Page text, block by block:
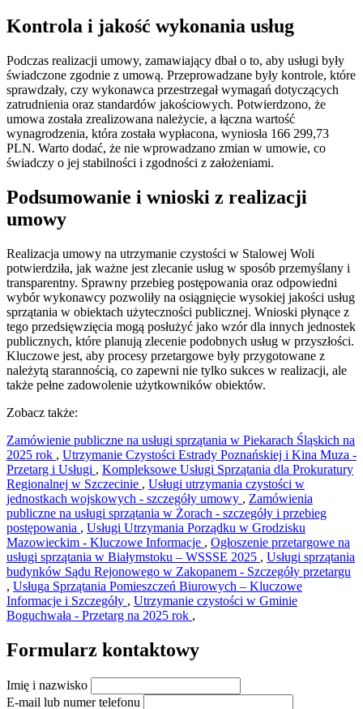
Kontrola i jakość wykonania usług
Podczas realizacji umowy, zamawiający dbał o to, aby usługi były
świadczone zgodnie z umową. Przeprowadzane były kontrole, które
sprawdzały, czy wykonawca przestrzegał wymagań dotyczących
zatrudnienia oraz standardów jakościowych. Potwierdzono, że
umowa została zrealizowana należycie, a łączna wartość
wynagrodzenia, która została wypłacona, wyniosła 166 299,73
PLN. Warto dodać, że nie wprowadzano zmian w umowie, co
świadczy o jej stabilności i zgodności z założeniami.
Podsumowanie i wnioski z realizacji
umowy
Realizacja umowy na utrzymanie czystości w Stalowej Woli
potwierdziła, jak ważne jest zlecanie usług w sposób przemyślany i
transparentny. Sprawny przebieg postępowania oraz odpowiedni
wybór wykonawcy pozwoliły na osiągnięcie wysokiej jakości usług
sprzątania w obiektach użyteczności publicznej. Wnioski płynące z
tego przedsięwzięcia mogą posłużyć jako wzór dla innych jednostek
publicznych, które planują zlecenie podobnych usług w przyszłości.
Kluczowe jest, aby procesy przetargowe były przygotowane z
należytą starannością, co zapewni nie tylko sukces w realizacji, ale
także pełne zadowolenie użytkowników obiektów.
Zobacz także:
Zamówienie publiczne na usługi sprzątania w Piekarach Śląskich na
2025 rok , Utrzymanie Czystości Estrady Poznańskiej i Kina Muza -
Przetarg i Usługi , Kompleksowe Usługi Sprzątania dla Prokuratury
Regionalnej w Szczecinie , Usługi utrzymania czystości w
jednostkach wojskowych - szczegóły umowy , Zamówienia
publiczne na usługi sprzątania w Żorach - szczegóły i przebieg
postępowania , Usługi Utrzymania Porządku w Grodzisku
Mazowieckim - Kluczowe Informacje , Ogłoszenie przetargowe na
usługi sprzątania w Białymstoku – WSSSE 2025 , Usługi sprzątania
budynków Sądu Rejonowego w Zakopanem - Szczegóły przetargu
, Usługa Sprzątania Pomieszczeń Biurowych – Kluczowe
Informacje i Szczegóły , Utrzymanie czystości w Gminie
Boguchwała - Przetarg na 2025 rok ,
Formularz kontaktowy
Imię i nazwisko
E-mail lub numer telefonu